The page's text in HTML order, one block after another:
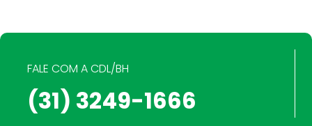
FALE COM A CDL/BH
(31) 3249-1666